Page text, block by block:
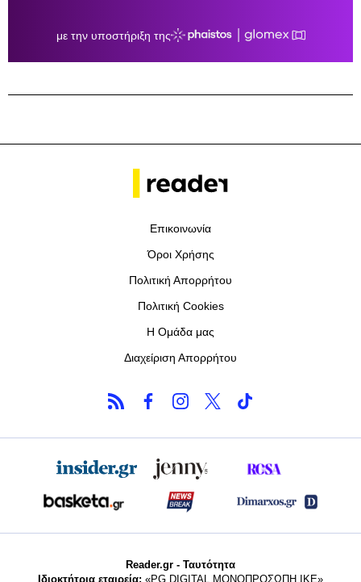
Επικοινωνία
Όροι Χρήσης
Πολιτική Απορρήτου
Πολιτική Cookies
Η Ομάδα μας
Διαχείριση Απορρήτου
Reader.gr - Ταυτότητα
Ιδιοκτήτρια εταιρεία: «PG DIGITAL MONΟΠΡΟΣΩΠΗ ΙΚΕ»